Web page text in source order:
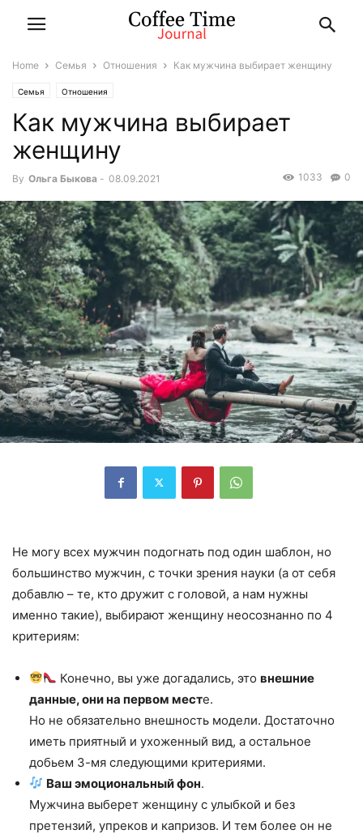
Home Семья Отношения Как мужчина выбирает женщину
Семья Отношения
Как мужчина выбирает
женщину
By Ольга Быкова - 08.09.2021 0
1033
Не могу всех мужчин подогнать под один шаблон, но
большинство мужчин, с точки зрения науки (а от себя
добавлю – те, кто дружит с головой, а нам нужны
именно такие), выбирают женщину неосознанно по 4
критериям:
Конечно, вы уже догадались, этовнешние
данные, они на первом месте.
Но не обязательно внешность модели. Достаточно
иметь приятный и ухоженный вид, а остальное
добьем 3-мя следующими критериями.
Ваш эмоциональный фон.
Мужчина выберет женщину с улыбкой и без
претензий, упреков и капризов. И тем более он не